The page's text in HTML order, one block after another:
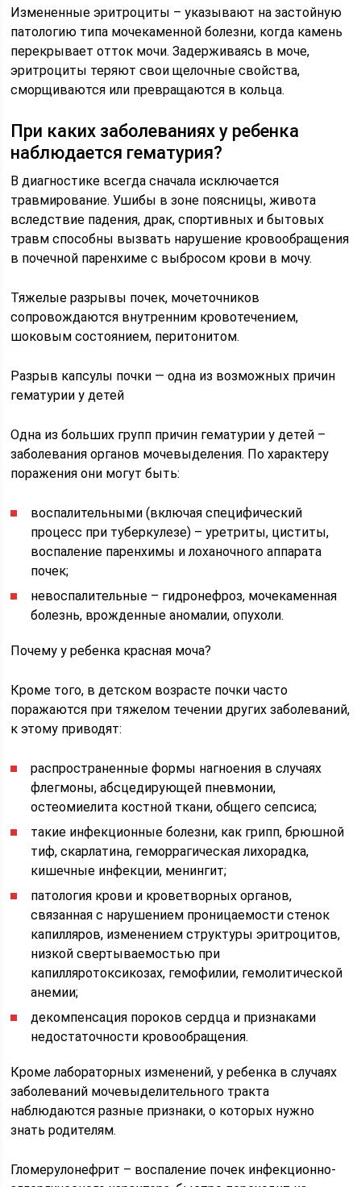
Измененные эритроциты – указывают на застойную
патологию типа мочекаменной болезни, когда камень
перекрывает отток мочи. Задерживаясь в моче,
эритроциты теряют свои щелочные свойства,
сморщиваются или превращаются в кольца.
При каких заболеваниях у ребенка
наблюдается гематурия?
В диагностике всегда сначала исключается
травмирование. Ушибы в зоне поясницы, живота
вследствие падения, драк, спортивных и бытовых
травм способны вызвать нарушение кровообращения
в почечной паренхиме с выбросом крови в мочу.
Тяжелые разрывы почек, мочеточников
сопровождаются внутренним кровотечением,
шоковым состоянием, перитонитом.
Разрыв капсулы почки — одна из возможных причин
гематурии у детей
Одна из больших групп причин гематурии у детей –
заболевания органов мочевыделения. По характеру
поражения они могут быть:
воспалительными (включая специфический
процесс при туберкулезе) – уретриты, циститы,
воспаление паренхимы и лоханочного аппарата
почек;
невоспалительные – гидронефроз, мочекаменная
болезнь, врожденные аномалии, опухоли.
Почему у ребенка красная моча?
Кроме того, в детском возрасте почки часто
поражаются при тяжелом течении других заболеваний,
к этому приводят:
распространенные формы нагноения в случаях
флегмоны, абсцедирующей пневмонии,
остеомиелита костной ткани, общего сепсиса;
такие инфекционные болезни, как грипп, брюшной
тиф, скарлатина, геморрагическая лихорадка,
кишечные инфекции, менингит;
патология крови и кроветворных органов,
связанная с нарушением проницаемости стенок
капилляров, изменением структуры эритроцитов,
низкой свертываемостью при
капилляротоксикозах, гемофилии, гемолитической
анемии;
декомпенсация пороков сердца и признаками
недостаточности кровообращения.
Кроме лабораторных изменений, у ребенка в случаях
заболеваний мочевыделительного тракта
наблюдаются разные признаки, о которых нужно
знать родителям.
Гломерулонефрит – воспаление почек инфекционно-